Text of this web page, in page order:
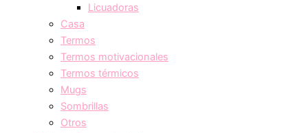
Licuadoras
Casa
Termos
Termos motivacionales
Termos térmicos
Mugs
Sombrillas
Otros